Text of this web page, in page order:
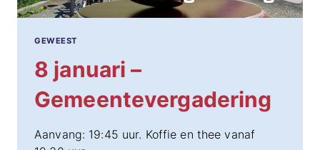
GEWEEST
8 januari –
Gemeentevergadering
Aanvang: 19:45 uur. Koffie en thee vanaf